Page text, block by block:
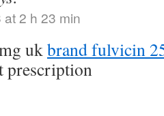
2 h 23 min
uk brand fulvicin
prescription